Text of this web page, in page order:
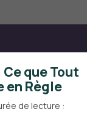
Ce que Tout
en Règle
de lecture :